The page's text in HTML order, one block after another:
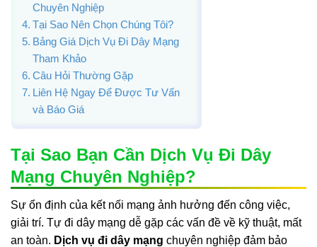
Chuyên Nghiệp
Tại Sao Nên Chọn Chúng Tôi?
Bảng Giá Dịch Vụ Đi Dây Mạng
Tham Khảo
Câu Hỏi Thường Gặp
Liên Hệ Ngay Để Được Tư Vấn
và Báo Giá
Tại Sao Bạn Cần Dịch Vụ Đi Dây
Mạng Chuyên Nghiệp?
Sự ổn định của kết nối mạng ảnh hưởng đến công việc,
giải trí. Tự đi dây mạng dễ gặp các vấn đề về kỹ thuật, mất
an toàn. Dịch vụ đi dây mạng chuyên nghiệp đảm bảo